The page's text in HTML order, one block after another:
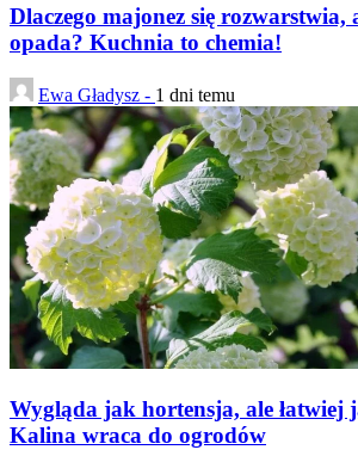
Dlaczego majonez się
opada? Kuchnia to chemia!
Ewa Gładysz - 1 dni temu
Wygląda jak hortensja, ale łatwiej
Kalina wraca do ogrodów